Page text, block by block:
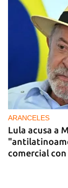
ARANCELES
Lula acusa a
comercial con